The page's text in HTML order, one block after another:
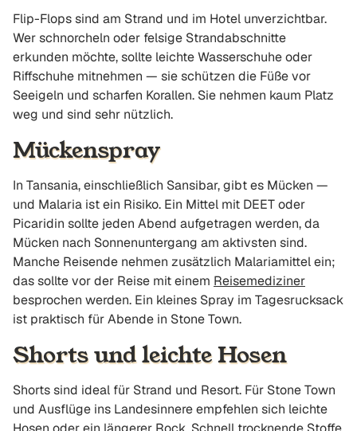
Flip-Flops sind am Strand und im Hotel unverzichtbar.
Wer schnorcheln oder felsige Strandabschnitte
erkunden möchte, sollte leichte Wasserschuhe oder
Riffschuhe mitnehmen — sie schützen die Füße vor
Seeigeln und scharfen Korallen. Sie nehmen kaum Platz
weg und sind sehr nützlich.
Mückenspray
In Tansania, einschließlich Sansibar, gibt es Mücken —
und Malaria ist ein Risiko. Ein Mittel mit DEET oder
Picaridin sollte jeden Abend aufgetragen werden, da
Mücken nach Sonnenuntergang am aktivsten sind.
Manche Reisende nehmen zusätzlich Malariamittel ein;
das sollte vor der Reise mit einem Reisemediziner
besprochen werden. Ein kleines Spray im Tagesrucksack
ist praktisch für Abende in Stone Town.
Shorts und leichte Hosen
Shorts sind ideal für Strand und Resort. Für Stone Town
und Ausflüge ins Landesinnere empfehlen sich leichte